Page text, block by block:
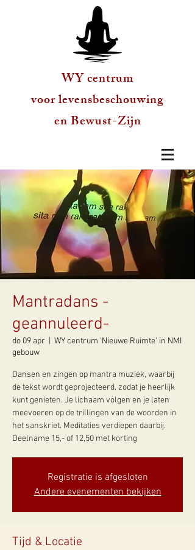
WY centrum
voor levensbeschouwing
en Bewust-Zijn
Mantradans -
geannuleerd-
do 09 apr
WY centrum 'Nieuwe Ruimte' in NMI
gebouw
Dansen en zingen op mantra muziek, waarbij
de tekst wordt geprojecteerd, zodat je heerlijk
kunt genieten. Je lichaam volgen en je laten
meevoeren op de trillingen van de woorden in
het sanskriet. Meditaties verdiepen daarbij.
Deelname 15,- of 12,50 met korting
Registratie is afgesloten
Andere evenementen bekijken
Tijd & Locatie